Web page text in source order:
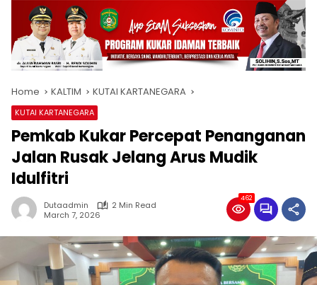
Home KALTIM KUTAI KARTANEGARA
KUTAI KARTANEGARA
Pemkab Kukar Percepat Penanganan
Jalan Rusak Jelang Arus Mudik
Idulfitri
Dutaadmin
2 Min Read
March 7, 2026
462